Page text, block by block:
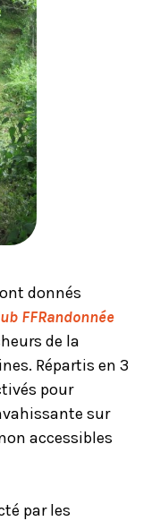
donnés
FFRandonnée
de la
Répartis en 3
pour
sur
accessibles
par les